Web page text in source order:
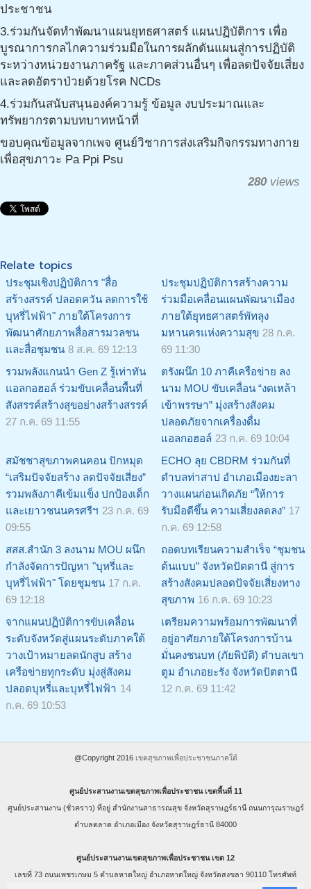
ประชาชน
3.ร่วมกันจัดทำพัฒนาแผนยุทธศาสตร์ แผนปฏิบัติการ เพื่อ
บูรณาการกลไกความร่วมมือในการผลักดันแผนสู่การปฏิบัติ
ระหว่างหน่วยงานภาครัฐ และภาคส่วนอื่นๆ เพื่อลดปัจจัยเสี่ยง
และลดอัตราป่วยด้วยโรค NCDs
4.ร่วมกันสนับสนุนองค์ความรู้ ข้อมูล งบประมาณและ
ทรัพยากรตามบทบาทหน้าที่
ขอบคุณข้อมูลจากเพจ ศูนย์วิชาการส่งเสริมกิจกรรมทางกาย
เพื่อสุขภาวะ Pa Ppi Psu
280views
Relate topics
ประชุมเชิงปฏิบัติการ "สื่อ
สร้างสรรค์ ปลอดควัน ลดการใช้
บุหรี่ไฟฟ้า" ภายใต้โครงการ
พัฒนาศักยภาพสื่อสารมวลชน
และสื่อชุมชน 8 ส.ค. 69 12:13
ประชุมปฏิบัติการสร้างความ
ร่วมมือเคลื่อนแผนพัฒนาเมือง
ภายใต้ยุทธศาสตร์พัทลุง
มหานครแห่งความสุข 28 ก.ค.
69 11:30
รวมพลังแกนนำ Gen Z รู้เท่าทัน
แอลกอฮอล์ ร่วมขับเคลื่อนพื้นที่
สังสรรค์สร้างสุขอย่างสร้างสรรค์
27 ก.ค. 69 11:55
ตรังผนึก 10 ภาคีเครือข่าย ลง
นาม MOU ขับเคลื่อน “งดเหล้า
เข้าพรรษา” มุ่งสร้างสังคม
ปลอดภัยจากเครื่องดื่ม
แอลกอฮอล์ 23 ก.ค. 69 10:04
สมัชชาสุขภาพคนฅอน ปักหมุด
“เสริมปัจจัยสร้าง ลดปัจจัยเสี่ยง”
รวมพลังภาคีเข้มแข็ง ปกป้องเด็ก
และเยาวชนนครศรีฯ 23 ก.ค. 69
09:55
ECHO ลุย CBDRM ร่วมกันที่
ตำบลท่าสาป อำเภอเมืองยะลา
วางแผนก่อนเกิดภัย “ให้การ
รับมือดีขึ้น ความเสี่ยงลดลง” 17
ก.ค. 69 12:58
สสส.สำนัก 3 ลงนาม MOU ผนึก
กำลังจัดการปัญหา "บุหรี่และ
บุหรี่ไฟฟ้า" โดยชุมชน 17 ก.ค.
69 12:18
ถอดบทเรียนความสำเร็จ “ชุมชน
ต้นแบบ” จังหวัดปัตตานี สู่การ
สร้างสังคมปลอดปัจจัยเสี่ยงทาง
สุขภาพ 16 ก.ค. 69 10:23
จากแผนปฏิบัติการขับเคลื่อน
ระดับจังหวัดสู่แผนระดับภาคใต้
วางเป้าหมายลดนักสูบ สร้าง
เครือข่ายทุกระดับ มุ่งสู่สังคม
ปลอดบุหรี่และบุหรี่ไฟฟ้า 14
ก.ค. 69 10:53
เตรียมความพร้อมการพัฒนาที่
อยู่อาศัยภายใต้โครงการบ้าน
มั่นคงชนบท (ภัยพิบัติ) ตำบลเขา
ตูม อำเภอยะรัง จังหวัดปัตตานี
12 ก.ค. 69 11:42
@Copyright 2016 เขตสุขภาพเพื่อประชาชนภาคใต้
ศูนย์ประสานงานเขตสุขภาพเพื่อประชาชน เขตพื้นที่ 11
ศูนย์ประสานงาน (ชั่วคราว) ที่อยู่ สำนักงานสาธารณสุข จังหวัดสุราษฎร์ธานี ถนนการุณราษฎร์
ตำบลตลาด อำเภอเมือง จังหวัดสุราษฎร์ธานี 84000
ศูนย์ประสานงานเขตสุขภาพเพื่อประชาชน เขต 12
เลขที่ 73 ถนนเพชรเกษม 5 ตำบลหาดใหญ่ อำเภอหาดใหญ่ จังหวัดสงขลา 90110 โทรศัพท์